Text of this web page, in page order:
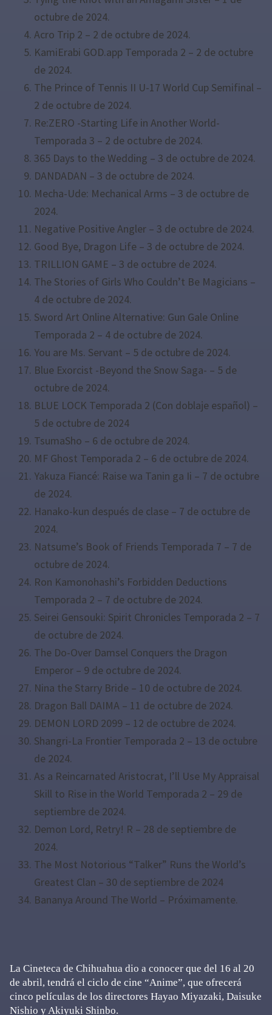
octubre de 2024.
Acro Trip 2 – 2 de octubre de 2024.
KamiErabi GOD.app Temporada 2 – 2 de octubre
de 2024.
The Prince of Tennis II U-17 World Cup Semifinal –
2 de octubre de 2024.
Re:ZERO -Starting Life in Another World-
Temporada 3 – 2 de octubre de 2024.
365 Days to the Wedding – 3 de octubre de 2024.
DANDADAN – 3 de octubre de 2024.
Mecha-Ude: Mechanical Arms – 3 de octubre de
2024.
Negative Positive Angler – 3 de octubre de 2024.
Good Bye, Dragon Life – 3 de octubre de 2024.
TRILLION GAME – 3 de octubre de 2024.
The Stories of Girls Who Couldn’t Be Magicians –
4 de octubre de 2024.
Sword Art Online Alternative: Gun Gale Online
Temporada 2 – 4 de octubre de 2024.
You are Ms. Servant – 5 de octubre de 2024.
Blue Exorcist -Beyond the Snow Saga- – 5 de
octubre de 2024.
BLUE LOCK Temporada 2 (Con doblaje español) –
5 de octubre de 2024
TsumaSho – 6 de octubre de 2024.
MF Ghost Temporada 2 – 6 de octubre de 2024.
Yakuza Fiancé: Raise wa Tanin ga Ii – 7 de octubre
de 2024.
Hanako-kun después de clase – 7 de octubre de
2024.
Natsume’s Book of Friends Temporada 7 – 7 de
octubre de 2024.
Ron Kamonohashi’s Forbidden Deductions
Temporada 2 – 7 de octubre de 2024.
Seirei Gensouki: Spirit Chronicles Temporada 2 – 7
de octubre de 2024.
The Do-Over Damsel Conquers the Dragon
Emperor – 9 de octubre de 2024.
Nina the Starry Bride – 10 de octubre de 2024.
Dragon Ball DAIMA – 11 de octubre de 2024.
DEMON LORD 2099 – 12 de octubre de 2024.
Shangri-La Frontier Temporada 2 – 13 de octubre
de 2024.
As a Reincarnated Aristocrat, I’ll Use My Appraisal
Skill to Rise in the World Temporada 2 – 29 de
septiembre de 2024.
Demon Lord, Retry! R – 28 de septiembre de
2024.
The Most Notorious “Talker” Runs the World’s
Greatest Clan – 30 de septiembre de 2024
Bananya Around The World – Próximamente.
La Cineteca de Chihuahua dio a conocer que del 16 al 20
de abril, tendrá el ciclo de cine “Anime”, que ofrecerá
cinco películas de los directores Hayao Miyazaki, Daisuke
Nishio y Akiyuki Shinbo.